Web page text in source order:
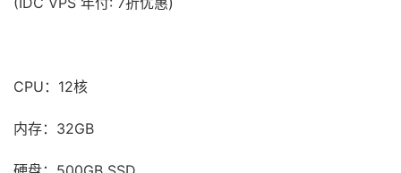
CPU：12核
内存：32GB